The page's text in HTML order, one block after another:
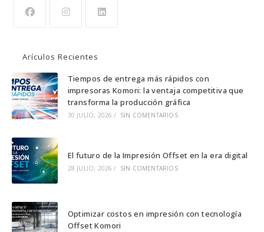
una
nueva
pestaña
una
nueva
pestaña
una
nueva
pestaña
Arículos Recientes
Tiempos de entrega más rápidos con
impresoras Komori: la ventaja competitiva que
transforma la producción gráfica
30 JULIO, 2026 / SIN COMENTARIOS
El futuro de la Impresión Offset en la era digital
28 JULIO, 2026 / SIN COMENTARIOS
Optimizar costos en impresión con tecnología
Offset Komori